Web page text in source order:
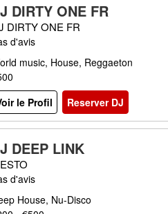
DIRTY ONE FR
DIRTY ONE FR
d'avis
music, House, Reggaeton
le Profil
Reserver DJ
DEEP LINK
d'avis
House, Nu-Disco